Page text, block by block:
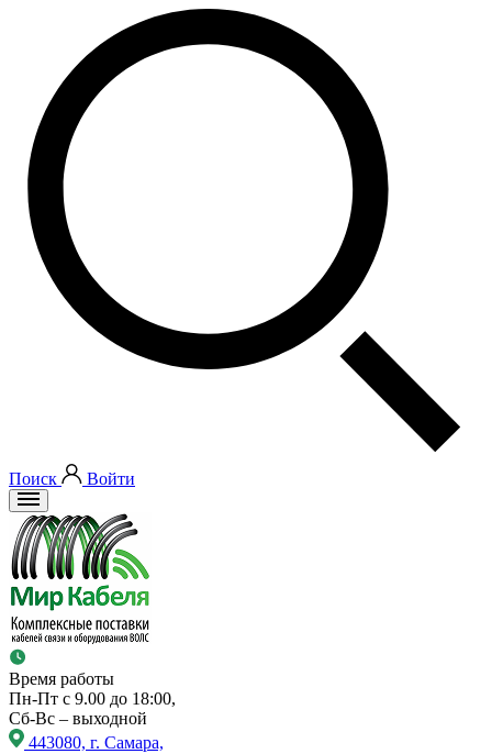
Поиск Войти
Время работы
Пн-Пт с 9.00 до 18:00,
Сб-Вс – выходной
443080, г. Самара,